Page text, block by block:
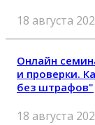
18 августа
Онлайн
и проверки.
без штрафов"
18 августа